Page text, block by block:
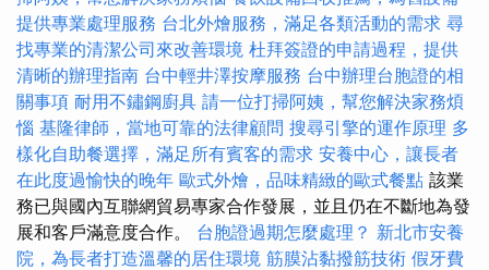
提供專業處理服務 台北外燴服務，滿足各類活動的需求 尋
找專業的清潔公司來改善環境 杜拜簽證的申請過程，提供
清晰的辦理指南 台中輕井澤按摩服務 台中辦理台胞證的相
關事項 耐用不鏽鋼廚具 請一位打掃阿姨，幫您解決家務煩
惱 基隆律師，當地可靠的法律顧問 搜尋引擎的運作原理 多
樣化自助餐選擇，滿足所有賓客的需求 安養中心，讓長者
在此度過愉快的晚年 歐式外燴，品味精緻的歐式餐點 該業
務已與國內互聯網貿易專家合作發展，並且仍在不斷地為發
展和客戶滿意度合作。 台胞證過期怎麼處理？ 新北市安養
院，為長者打造溫馨的居住環境 筋膜沾黏撥筋技術 假牙費